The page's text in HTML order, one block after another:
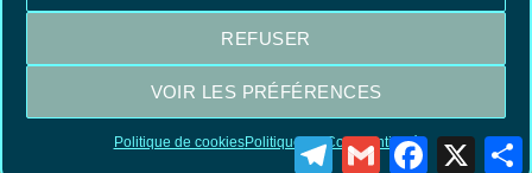
REFUSER
VOIR LES PRÉFÉRENCES
Politique de cookiesPolitique de Confidentialité
PANIER
Visa MasterCardPayPal
TelegramGmail Facebook